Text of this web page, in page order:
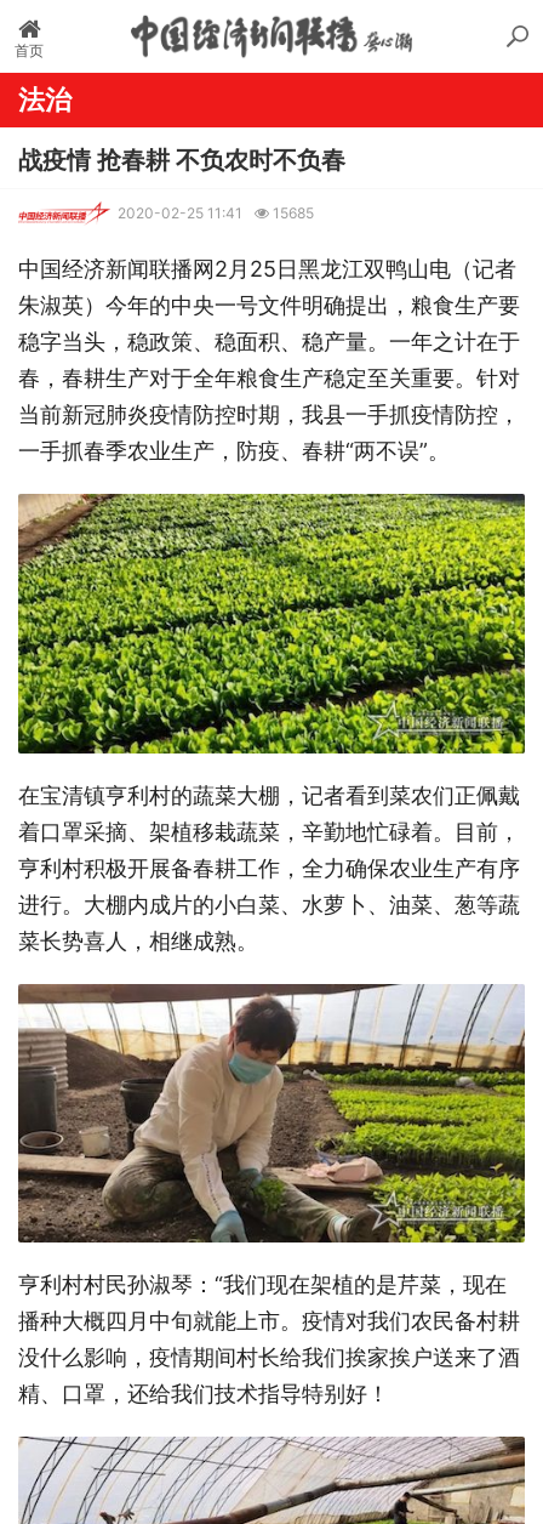
首页
法治
战疫情 抢春耕 不负农时不负春
2020-02-25 11:41 15685
中国经济新闻联播网2月25日黑龙江双鸭山电（记者
朱淑英）今年的中央一号文件明确提出，粮食生产要
稳字当头，稳政策、稳面积、稳产量。一年之计在于
春，春耕生产对于全年粮食生产稳定至关重要。针对
当前新冠肺炎疫情防控时期，我县一手抓疫情防控，
一手抓春季农业生产，防疫、春耕“两不误”。
在宝清镇亨利村的蔬菜大棚，记者看到菜农们正佩戴
着口罩采摘、架植移栽蔬菜，辛勤地忙碌着。目前，
亨利村积极开展备春耕工作，全力确保农业生产有序
进行。大棚内成片的小白菜、水萝卜、油菜、葱等蔬
菜长势喜人，相继成熟。
亨利村村民孙淑琴：“我们现在架植的是芹菜，现在
播种大概四月中旬就能上市。疫情对我们农民备村耕
没什么影响，疫情期间村长给我们挨家挨户送来了酒
精、口罩，还给我们技术指导特别好！